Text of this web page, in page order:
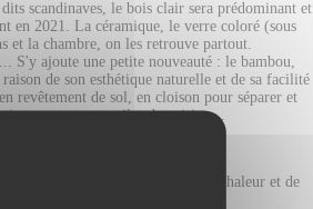
scandinaves, le bois clair sera prédominant et
en 2021. La céramique, le verre coloré (sous
et la chambre, on les retrouve partout.
S'y ajoute une petite nouveauté : le bambou,
de son esthétique naturelle et de sa facilité
revêtement de sol, en cloison pour séparer et
comme ustensiles de cuisine…
papier peint).
confèrent une impression de chaleur et de